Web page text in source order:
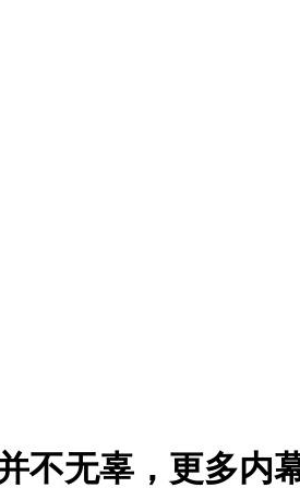
不无辜，更多内